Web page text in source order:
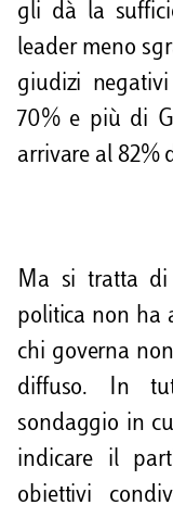
gli dà la
leader meno
giudizi
70% e più di
arrivare al 82%
Ma si tratta di
politica non ha
chi governa
diffuso. In
sondaggio in
indicare il
obiettivi